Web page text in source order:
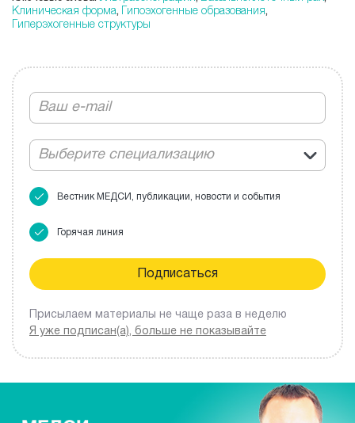
Клиническая форма, Гипоэхогенные образования,
Гиперэхогенные структуры
Выберите специализацию
Вестник МЕДСИ, публикации, новости и события
Горячая линия
Присылаем материалы не чаще раза в неделю
Я уже подписан(а), больше не показывайте